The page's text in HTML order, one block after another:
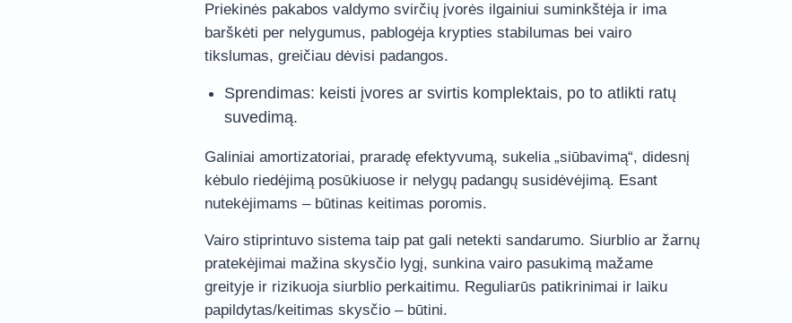
Priekinės pakabos valdymo svirčių įvorės ilgainiui suminkštėja ir ima
barškėti per nelygumus, pablogėja krypties stabilumas bei vairo
tikslumas, greičiau dėvisi padangos.
Sprendimas: keisti įvores ar svirtis komplektais, po to atlikti ratų
suvedimą.
Galiniai amortizatoriai, praradę efektyvumą, sukelia „siūbavimą“, didesnį
kėbulo riedėjimą posūkiuose ir nelygų padangų susidėvėjimą. Esant
nutekėjimams – būtinas keitimas poromis.
Vairo stiprintuvo sistema taip pat gali netekti sandarumo. Siurblio ar žarnų
pratekėjimai mažina skysčio lygį, sunkina vairo pasukimą mažame
greityje ir rizikuoja siurblio perkaitimu. Reguliarūs patikrinimai ir laiku
papildytas/keitimas skysčio – būtini.